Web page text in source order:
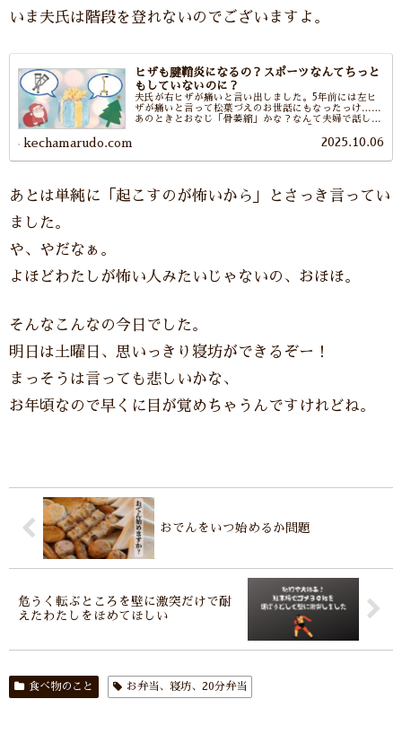
いま夫氏は階段を登れないのでございますよ。
ヒザも腱鞘炎になるの？スポーツなんてちっと
もしていないのに？
夫氏が右ヒザが痛いと言い出しました。5年前には左ヒ
ザが痛いと言って松葉づえのお世話にもなったっけ……
あのときとおなじ「骨萎縮」かな？なんて夫婦で話して
た。えっ？ヒザも腱鞘炎になるの?そんなこんなの顛末
kechamarudo.com 2025.10.06
あとは単純に「起こすのが怖いから」とさっき言ってい
ました。
や、やだなぁ。
よほどわたしが怖い人みたいじゃないの、おほほ。
そんなこんなの今日でした。
明日は土曜日、思いっきり寝坊ができるぞー！
まっそうは言っても悲しいかな、
お年頃なので早くに目が覚めちゃうんですけれどね。
おでんをいつ始めるか問題
危うく転ぶところを壁に激突だけで耐
えたわたしをほめてほしい
食べ物のこと お弁当、寝坊、20分弁当